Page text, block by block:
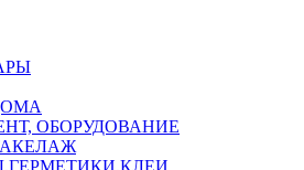
ОБОРУДОВАНИЕ